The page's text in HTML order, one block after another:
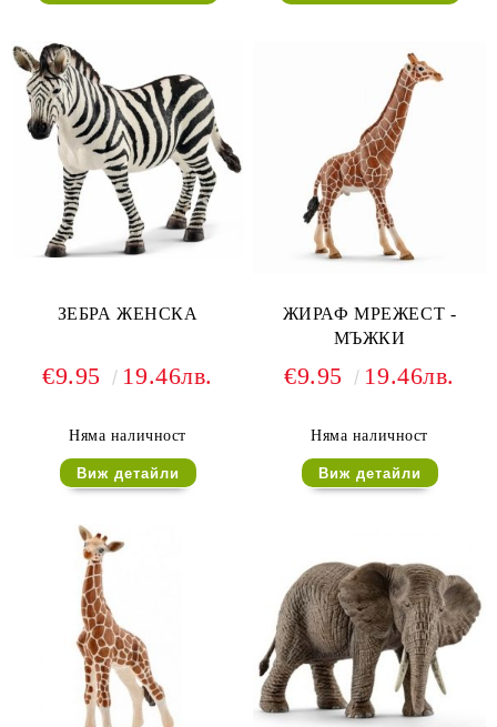
ЗЕБРА ЖЕНСКА
€9.95 19.46лв.
Няма наличност
Виж детайли
ЖИРАФ МРЕЖЕСТ -
МЪЖКИ
€9.95 19.46лв.
Няма наличност
Виж детайли